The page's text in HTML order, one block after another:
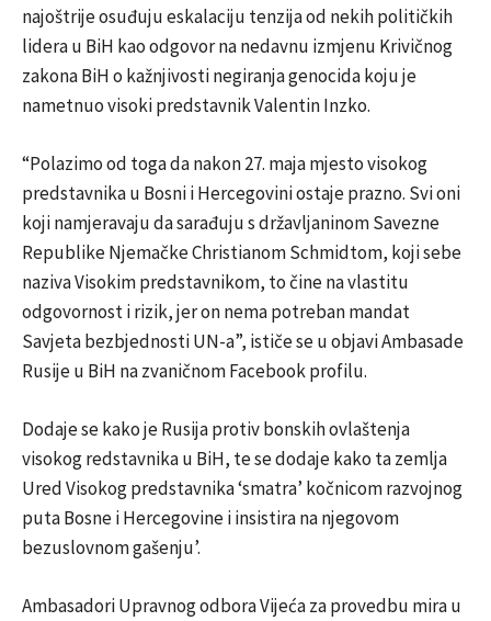
najoštrije osuđuju eskalaciju tenzija od nekih političkih
lidera u BiH kao odgovor na nedavnu izmjenu Krivičnog
zakona BiH o kažnjivosti negiranja genocida koju je
nametnuo visoki predstavnik Valentin Inzko.
“Polazimo od toga da nakon 27. maja mjesto visokog
predstavnika u Bosni i Hercegovini ostaje prazno. Svi oni
koji namjeravaju da sarađuju s državljaninom Savezne
Republike Njemačke Christianom Schmidtom, koji sebe
naziva Visokim predstavnikom, to čine na vlastitu
odgovornost i rizik, jer on nema potreban mandat
Savjeta bezbjednosti UN-a”, ističe se u objavi Ambasade
Rusije u BiH na zvaničnom Facebook profilu.
Dodaje se kako je Rusija protiv bonskih ovlaštenja
visokog redstavnika u BiH, te se dodaje kako ta zemlja
Ured Visokog predstavnika ‘smatra’ kočnicom razvojnog
puta Bosne i Hercegovine i insistira na njegovom
bezuslovnom gašenju’.
Ambasadori Upravnog odbora Vijeća za provedbu mira u